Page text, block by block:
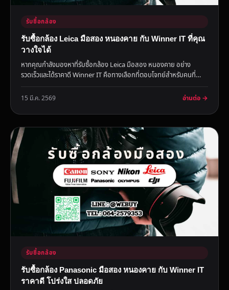
รับซื้อกล้อง
รับซื้อกล้อง Leica มือสอง หนองคาย กับ Winner IT ที่คุณ
วางใจได้
หากคุณกำลังมองหาที่รับซื้อกล้อง Leica มือสอง หนองคาย อย่าง
รวดเร็วและได้ราคาดี Winner IT คือทางเลือกที่ตอบโจทย์สำหรับคนที่
ต้อง...
15 มี.ค. 2569 อ่านต่อ →
รับซื้อกล้อง
รับซื้อกล้อง Panasonic มือสอง หนองคาย กับ Winner IT
ราคาดี โปร่งใส ปลอดภัย